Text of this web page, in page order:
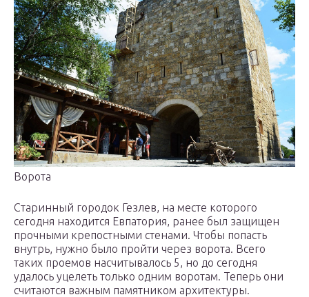
Ворота
Старинный городок Гезлев, на месте которого
сегодня находится Евпатория, ранее был защищен
прочными крепостными стенами. Чтобы попасть
внутрь, нужно было пройти через ворота. Всего
таких проемов насчитывалось 5, но до сегодня
удалось уцелеть только одним воротам. Теперь они
считаются важным памятником архитектуры.